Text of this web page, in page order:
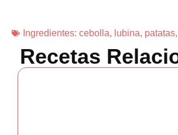
Ingredientes: cebolla, lubina, patatas,
Recetas